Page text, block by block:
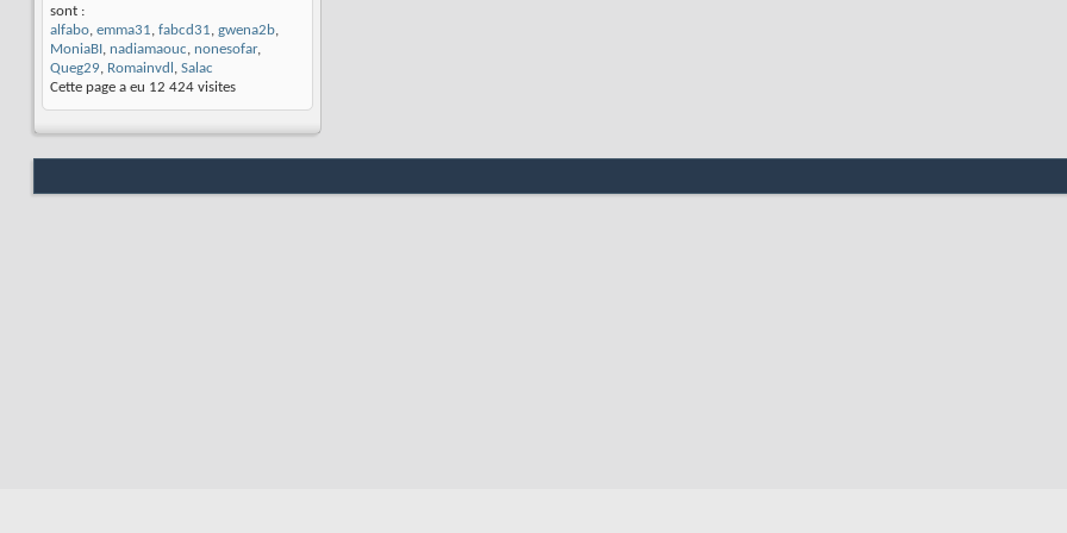
sont :
alfabo, emma31, fabcd31, gwena2b,
MoniaBI , nadiamaouc, nonesofar,
Queg29, Romainvdl , Salac
Cette page a eu 12 424 visites